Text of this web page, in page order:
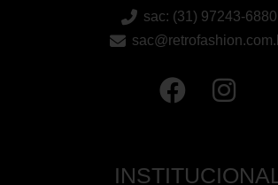
sac: (31) 97243-6880